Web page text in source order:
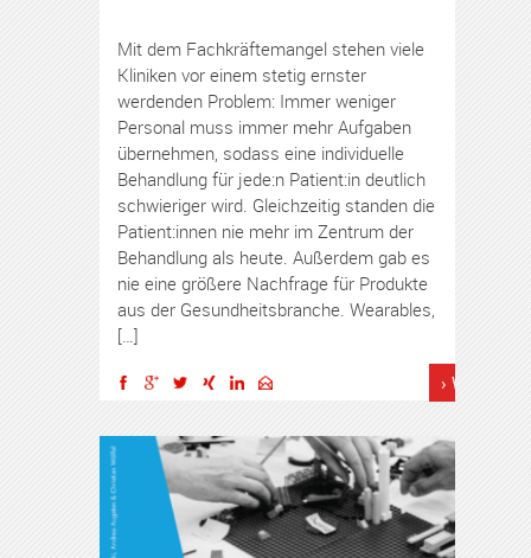
Mit dem Fachkräftemangel stehen viele
Kliniken vor einem stetig ernster
werdenden Problem: Immer weniger
Personal muss immer mehr Aufgaben
übernehmen, sodass eine individuelle
Behandlung für jede:n Patient:in deutlich
schwieriger wird. Gleichzeitig standen die
Patient:innen nie mehr im Zentrum der
Behandlung als heute. Außerdem gab es
nie eine größere Nachfrage für Produkte
aus der Gesundheitsbranche. Wearables,
[…]
›